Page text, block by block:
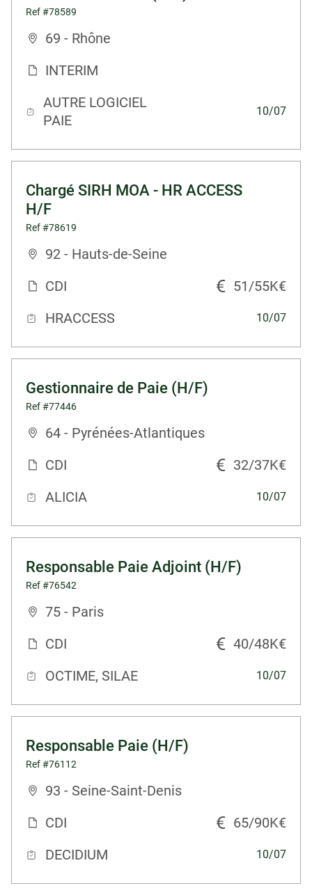
Ref #78589
69 - Rhône
INTERIM
AUTRE LOGICIEL
PAIE
10/07
Chargé SIRH MOA - HR ACCESS
H/F
Ref #78619
92 - Hauts-de-Seine
CDI
51/55K€
HRACCESS
10/07
Gestionnaire de Paie (H/F)
Ref #77446
64 - Pyrénées-Atlantiques
CDI
32/37K€
ALICIA
10/07
Responsable Paie Adjoint (H/F)
Ref #76542
75 - Paris
CDI
40/48K€
OCTIME, SILAE
10/07
Responsable Paie (H/F)
Ref #76112
93 - Seine-Saint-Denis
CDI
65/90K€
DECIDIUM
10/07